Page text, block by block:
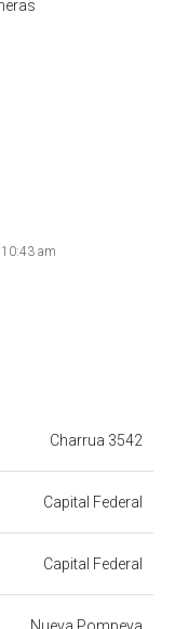
am
Charrua 3542
Capital Federal
Capital Federal